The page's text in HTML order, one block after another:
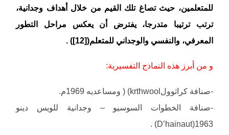
للمتعلمين، حيث تصاغ تلك القيم من خلال أهداف وجدانية،
ترتب ترتيبا متدرجا، يفترض أن يعكس مراحل التطور
المعرفي، والنفسي والوجداني للمتعلم([12]) .
و من أبرز هذه النماذج التفسيرية:
-صنافة كراثوولkrthwool) ( ومساعديه 1969م.
-صنافة الخطوات السوسيو – وجدانية للويس دينو
D’hainaut)1963) .